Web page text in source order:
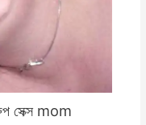
সেক্স mom